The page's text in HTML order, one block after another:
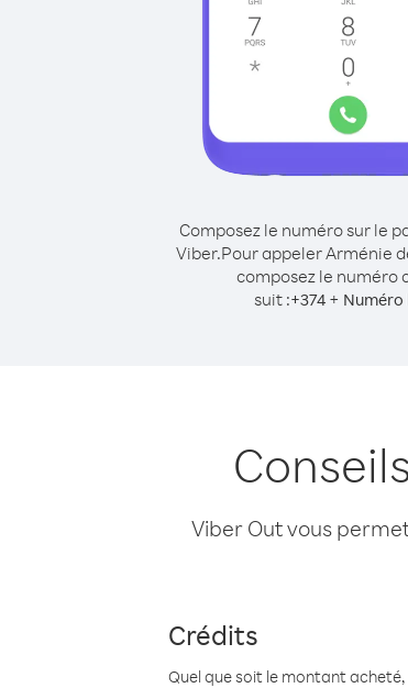
Composez le numéro sur le
Viber.Pour appeler Arménie
composez le numéro
suit :+374+
Viber Out vous
Crédits
Quel que soit le montant